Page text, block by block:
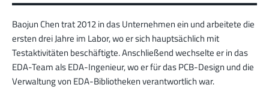
Baojun Chen trat 2012 in das Unternehmen ein und arbeitete die
ersten drei Jahre im Labor, wo er sich hauptsächlich mit
Testaktivitäten beschäftigte. Anschließend wechselte er in das
EDA-Team als EDA-Ingenieur, wo er für das PCB-Design und die
Verwaltung von EDA-Bibliotheken verantwortlich war.